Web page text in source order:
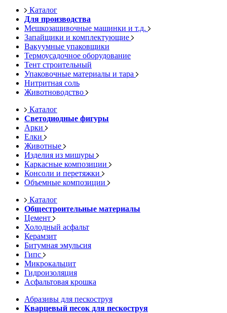
Каталог
Для производства
Мешкозашивочные машинки и т.д.
Запайщики и комплектующие
Вакуумные упаковщики
Термоусадочное оборудование
Тент строительный
Упаковочные материалы и тара
Нитритная соль
Животноводство
Каталог
Светодиодные фигуры
Арки
Елки
Животные
Изделия из мишуры
Каркасные композиции
Консоли и перетяжки
Объемные композиции
Каталог
Общестроительные материалы
Цемент
Холодный асфальт
Керамзит
Битумная эмульсия
Гипс
Микрокальцит
Гидроизоляция
Асфальтовая крошка
Абразивы для пескоструя
Кварцевый песок для пескоструя